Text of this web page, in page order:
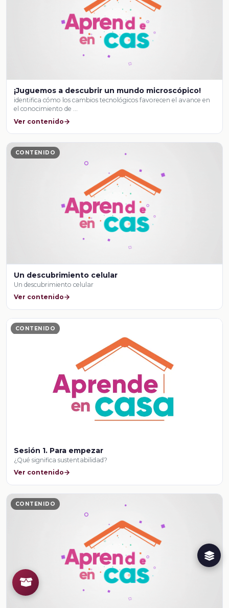
¡Juguemos a descubrir un mundo microscópico!
identifica cómo los cambios tecnológicos favorecen el avance en
el conocimiento de …
Ver contenido
CONTENIDO
Un descubrimiento celular
Un descubrimiento celular
Ver contenido
CONTENIDO
Sesión 1. Para empezar
¿Qué significa sustentabilidad?
Ver contenido
CONTENIDO